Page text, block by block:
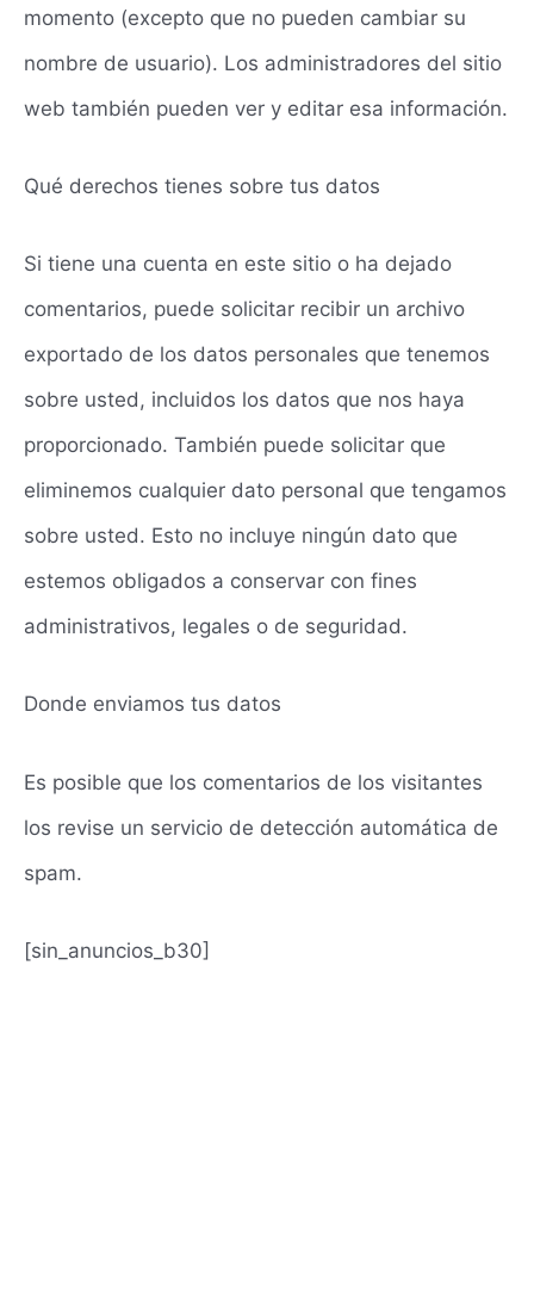
momento (excepto que no pueden cambiar su
nombre de usuario). Los administradores del sitio
web también pueden ver y editar esa información.
Qué derechos tienes sobre tus datos
Si tiene una cuenta en este sitio o ha dejado
comentarios, puede solicitar recibir un archivo
exportado de los datos personales que tenemos
sobre usted, incluidos los datos que nos haya
proporcionado. También puede solicitar que
eliminemos cualquier dato personal que tengamos
sobre usted. Esto no incluye ningún dato que
estemos obligados a conservar con fines
administrativos, legales o de seguridad.
Donde enviamos tus datos
Es posible que los comentarios de los visitantes
los revise un servicio de detección automática de
spam.
[sin_anuncios_b30]